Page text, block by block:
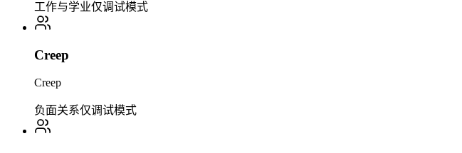
工作与学业仅调试模式
Creep
Creep
负面关系仅调试模式